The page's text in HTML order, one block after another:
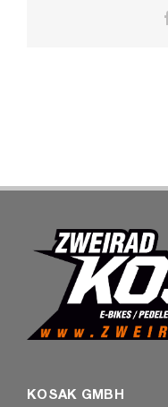
KOSAK GMBH